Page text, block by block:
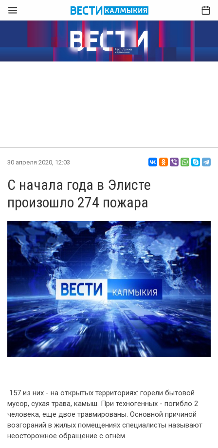
30 апреля 2020, 12:03
С начала года в Элисте
произошло 274 пожара
157 из них - на открытых территориях: горели бытовой
мусор, сухая трава, камыш. При техногенных - погибло 2
человека, еще двое травмированы. Основной причиной
возгораний в жилых помещениях специалисты называют
неосторожное обращение с огнём.